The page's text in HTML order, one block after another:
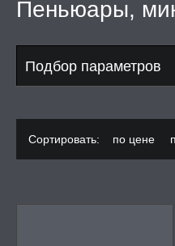
ИГРУШКИ
Пеньюары,
Подбор параметров
Сортировать: по цене